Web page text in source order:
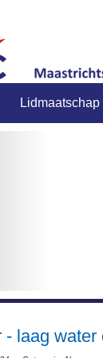
Lidmaatschap
- laag water